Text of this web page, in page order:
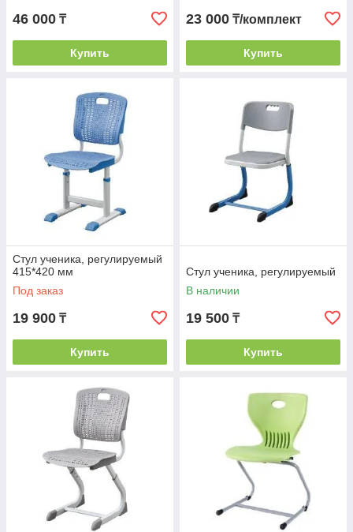
46 000 ₸
Купить
23 000 ₸/комплект
Купить
Стул ученика, регулируемый
415*420 мм
Под заказ
19 900 ₸
Купить
Стул ученика, регулируемый
В наличии
19 500 ₸
Купить